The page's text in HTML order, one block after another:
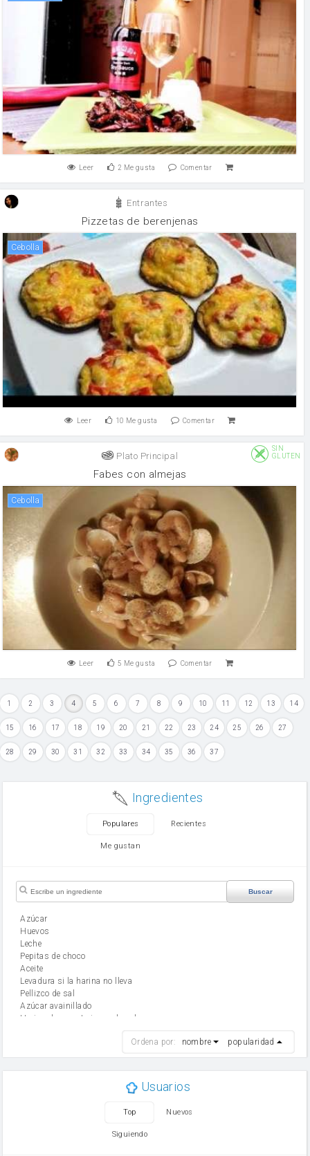
Leer 2 Me gusta Comentar
Entrantes
Pizzetas de berenjenas
cebolla
Leer 10 Me gusta Comentar
Plato Principal
SIN
GLUTEN
Fabes con almejas
cebolla
Leer 5 Me gusta Comentar
1 2 3 4 5 6 7 8 9 10 11 12 13 14
15 16 17 18 19 20 21 22 23 24 25 26 27
28 29 30 31 32 33 34 35 36 37
Ingredientes
Populares Recientes
Me gustan
Buscar
Azúcar
huevos
leche
Pepitas de choco
aceite
Levadura si la harina no lleva
Pellizco de sal
Azúcar avainillado
Harina de reposteria con levadura
mantequilla
Ordena por: nombre popularidad
Usuarios
Top Nuevos
Siguiendo